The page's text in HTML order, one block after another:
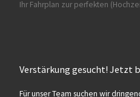
Ihr Fahrplan zur perfekten
Verstärkung gesucht! Jetzt
Für unser Team suchen wir